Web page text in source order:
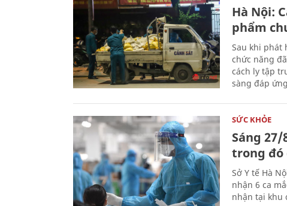
Hà Nội:
phẩm
Sau khi phát
chức năng
cách ly tập
sàng đáp
SỨC KHỎE
Sáng
trong đó
Sở Y tế Hà
nhận 6 ca
nhận tại khu